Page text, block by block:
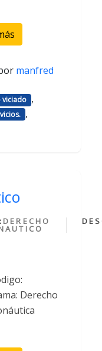
manfred
viciado ,
,
DERECHO
Derecho